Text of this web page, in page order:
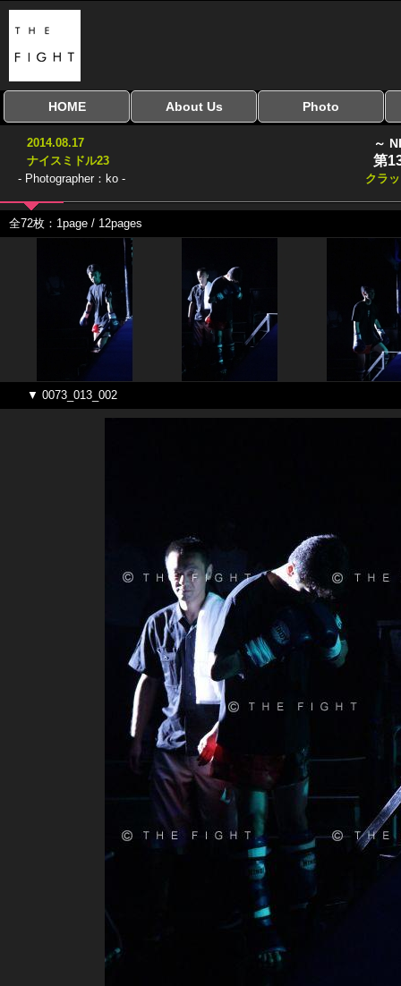
HOME
全興行を表示
ナイスミドル
アマチュアキック
協議会
全日本学生キック
建武館キッズ大会
Bigbang
おやじファイト
About Us Photo
2014.08.17
ナイスミドル23
- Photographer：ko -
～
第
クラ
全72枚：1page / 12pages
▼ 0073_013_002